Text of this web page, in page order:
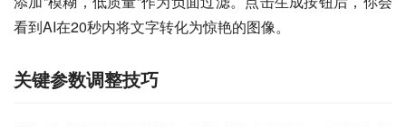
看到AI在20秒内将文字转化为惊艳的图像。
关键参数调整技巧